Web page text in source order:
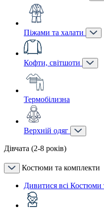
Піжами та халати
Кофти, світшоти
Термобілизна
Верхній одяг
Дівчата (2-8 років)
Костюми та комплекти
Дивитися всі Костюми